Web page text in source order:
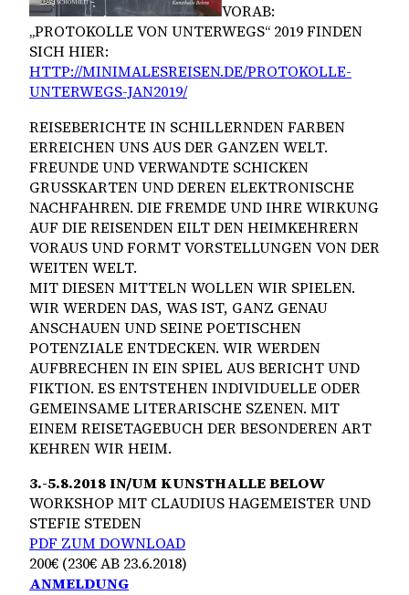
VORAB:
„PROTOKOLLE VON UNTERWEGS“ 2019 FINDEN
SICH HIER:
HTTP://MINIMALESREISEN.DE/PROTOKOLLE-
UNTERWEGS-JAN2019/
REISEBERICHTE IN SCHILLERNDEN FARBEN
ERREICHEN UNS AUS DER GANZEN WELT.
FREUNDE UND VERWANDTE SCHICKEN
GRUSSKARTEN UND DEREN ELEKTRONISCHE N
ACHFAHREN. DIE FREMDE UND IHRE WIRKUNG A
UF DIE REISENDEN EILT DEN HEIMKEHRERN V
ORAUS UND FORMT VORSTELLUNGEN VON DER W
EITEN WELT.
MIT DIESEN MITTELN WOLLEN WIR SPIELEN.
WIR WERDEN DAS, WAS IST, GANZ GENAU
ANSCHAUEN UND SEINE POETISCHEN
POTENZIALE ENTDECKEN. WIR WERDEN
AUFBRECHEN IN EIN SPIEL AUS BERICHT UND
FIKTION. ES ENTSTEHEN INDIVIDUELLE ODER
GEMEINSAME LITERARISCHE SZENEN. MIT
EINEM REISETAGEBUCH DER BESONDEREN ART
KEHREN WIR HEIM.
3.-5.8.2018 IN/UM KUNSTHALLE BELOW
WORKSHOP MIT CLAUDIUS HAGEMEISTER UND
STEFIE STEDEN
PDF ZUM DOWNLOAD
200€ (230€ AB 23.6.2018)
ANMELDUNG